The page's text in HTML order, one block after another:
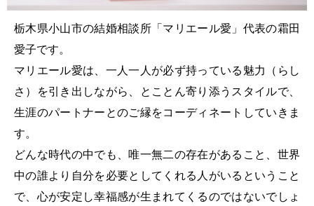
栃木県小山市の結婚相談所「マリエール愛」代表の霜田
愛子です。
マリエール愛は、一人一人が必ず持っている魅力（らし
さ）を引き出しながら、とことん寄り添うスタイルで、
生涯のパートナーとのご縁をコーディネートしていきま
す。
どんな時代の中でも、唯一無二の存在があること、世界
中の誰より自分を必要としてくれる人がいるということ
で、心が安定し幸福感が生まれてくるのではないでしょ